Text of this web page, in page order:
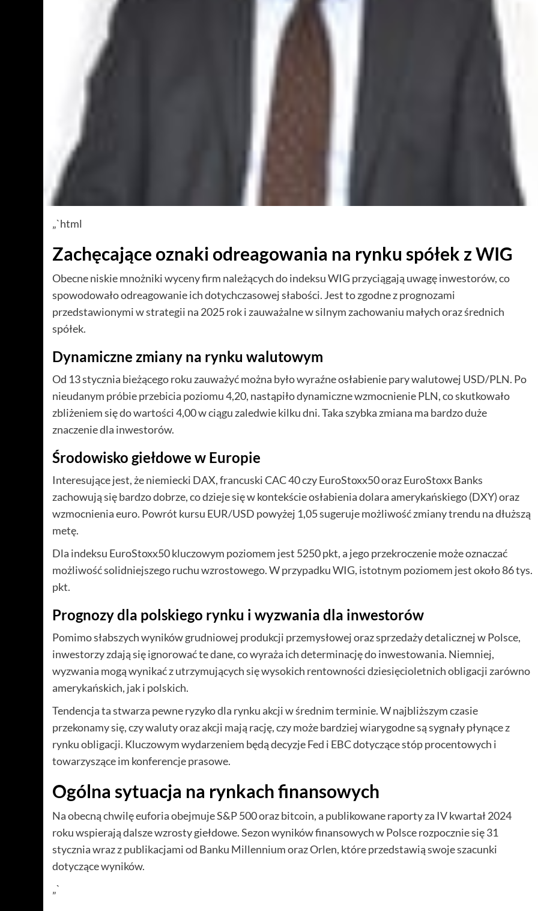
„`html
Zachęcające oznaki odreagowania na rynku spółek z WIG
Obecne niskie mnożniki wyceny firm należących do indeksu WIG przyciągają uwagę inwestorów, co
spowodowało odreagowanie ich dotychczasowej słabości. Jest to zgodne z prognozami
przedstawionymi w strategii na 2025 rok i zauważalne w silnym zachowaniu małych oraz średnich
spółek.
Dynamiczne zmiany na rynku walutowym
Od 13 stycznia bieżącego roku zauważyć można było wyraźne osłabienie pary walutowej USD/PLN. Po
nieudanym próbie przebicia poziomu 4,20, nastąpiło dynamiczne wzmocnienie PLN, co skutkowało
zbliżeniem się do wartości 4,00 w ciągu zaledwie kilku dni. Taka szybka zmiana ma bardzo duże
znaczenie dla inwestorów.
Środowisko giełdowe w Europie
Interesujące jest, że niemiecki DAX, francuski CAC 40 czy EuroStoxx50 oraz EuroStoxx Banks
zachowują się bardzo dobrze, co dzieje się w kontekście osłabienia dolara amerykańskiego (DXY) oraz
wzmocnienia euro. Powrót kursu EUR/USD powyżej 1,05 sugeruje możliwość zmiany trendu na dłuższą
metę.
Dla indeksu EuroStoxx50 kluczowym poziomem jest 5250 pkt, a jego przekroczenie może oznaczać
możliwość solidniejszego ruchu wzrostowego. W przypadku WIG, istotnym poziomem jest około 86 tys.
pkt.
Prognozy dla polskiego rynku i wyzwania dla inwestorów
Pomimo słabszych wyników grudniowej produkcji przemysłowej oraz sprzedaży detalicznej w Polsce,
inwestorzy zdają się ignorować te dane, co wyraża ich determinację do inwestowania. Niemniej,
wyzwania mogą wynikać z utrzymujących się wysokich rentowności dziesięcioletnich obligacji zarówno
amerykańskich, jak i polskich.
Tendencja ta stwarza pewne ryzyko dla rynku akcji w średnim terminie. W najbliższym czasie
przekonamy się, czy waluty oraz akcji mają rację, czy może bardziej wiarygodne są sygnały płynące z
rynku obligacji. Kluczowym wydarzeniem będą decyzje Fed i EBC dotyczące stóp procentowych i
towarzyszące im konferencje prasowe.
Ogólna sytuacja na rynkach finansowych
Na obecną chwilę euforia obejmuje S&P 500 oraz bitcoin, a publikowane raporty za IV kwartał 2024
roku wspierają dalsze wzrosty giełdowe. Sezon wyników finansowych w Polsce rozpocznie się 31
stycznia wraz z publikacjami od Banku Millennium oraz Orlen, które przedstawią swoje szacunki
dotyczące wyników.
„`